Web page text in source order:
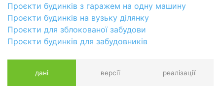
Проєкти будинків з гаражем на одну машину
Проєкти будинків на вузьку ділянку
Проєкти для зблокованої забудови
Проєкти будинків для забудовників
дані версії реалізації